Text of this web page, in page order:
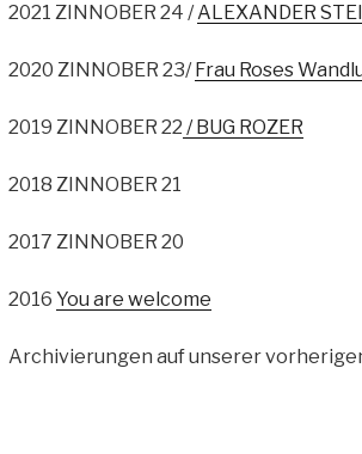
2021 ZINNOBER 24 /ALEXANDER
2020 ZINNOBER 23/Frau Roses
2019 ZINNOBER 22 / BUG ROZER
2018 ZINNOBER 21
2017 ZINNOBER 20
2016 You are welcome
Archivierungen auf unserer